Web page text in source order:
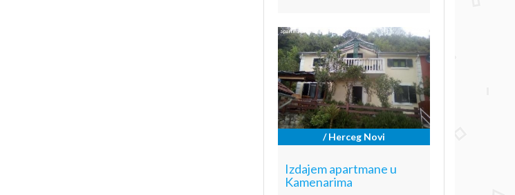
/ Herceg Novi
Izdajem apartmane u
Kamenarima